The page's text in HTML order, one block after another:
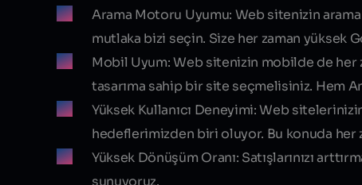
Arama Motoru Uyumu: Web sitenizin
mutlaka bizi seçin. Size her zaman yüksek
Mobil Uyum:Web sitenizin mobilde de her
tasarıma sahip bir site seçmelisiniz. Hem
Yüksek Kullanıcı Deneyimi:Web
hedeflerimizden biri oluyor. Bu konuda
Yüksek Dönüşüm Oranı: Satışlarınızı
sunuyoruz.